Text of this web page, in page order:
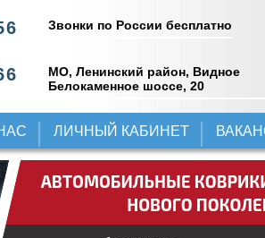
Звонки по России бесплатно
МО, Ленинский район, Видное
Белокаменное шоссе, 20
ЛИЧНЫЙ КАБИНЕТ